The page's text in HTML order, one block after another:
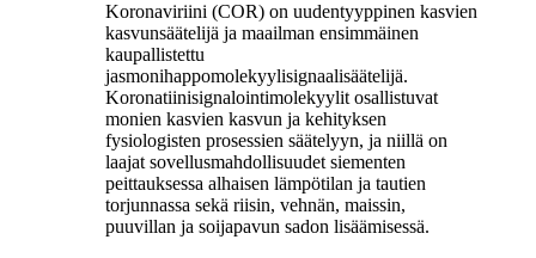
Koronaviriini (COR) on uudentyyppinen kasvien
kasvunsäätelijä ja maailman ensimmäinen
kaupallistettu
jasmonihappomolekyylisignaalisäätelijä.
Koronatiinisignalointimolekyylit osallistuvat
monien kasvien kasvun ja kehityksen
fysiologisten prosessien säätelyyn, ja niillä on
laajat sovellusmahdollisuudet siementen
peittauksessa alhaisen lämpötilan ja tautien
torjunnassa sekä riisin, vehnän, maissin,
puuvillan ja soijapavun sadon lisäämisessä.